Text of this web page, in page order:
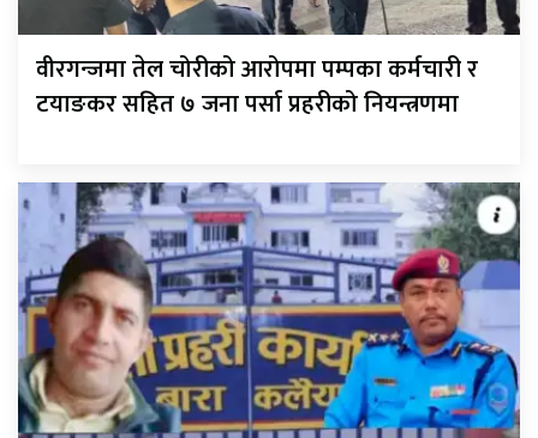
वीरगन्जमा तेल चोरीको आरोपमा पम्पका कर्मचारी र
टयाङकर सहित ७ जना पर्सा प्रहरीको नियन्त्रणमा